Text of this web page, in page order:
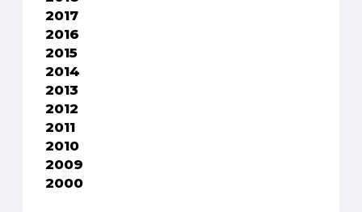
2017
2016
2015
2014
2013
2012
2011
2010
2009
2000